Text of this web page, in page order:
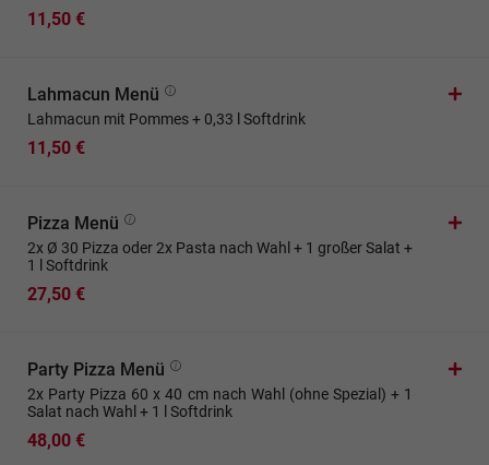
11,50 €
Lahmacun Menü
Lahmacun mit Pommes + 0,33 l Softdrink
11,50 €
Pizza Menü
2x Ø 30 Pizza oder 2x Pasta nach Wahl + 1 großer Salat +
1 l Softdrink
27,50 €
Party Pizza Menü
2x Party Pizza 60 x 40 cm nach Wahl (ohne Spezial) + 1
Salat nach Wahl + 1 l Softdrink
48,00 €